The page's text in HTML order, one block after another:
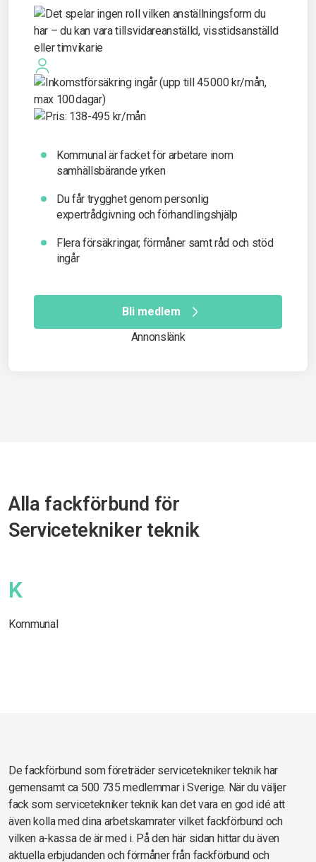
Kommunal är facket för arbetare inom
samhällsbärande yrken
Du får trygghet genom personlig
expertrådgivning och förhandlingshjälp
Flera försäkringar, förmåner samt råd och stöd
ingår
Bli medlem
Annonslänk
Alla fackförbund för
Servicetekniker teknik
K
Kommunal
De fackförbund som företräder servicetekniker teknik har
gemensamt ca 500 735 medlemmar i Sverige. När du väljer
fack som servicetekniker teknik kan det vara en god idé att
även kolla med dina arbetskamrater vilket fackförbund och
vilken a-kassa de är med i. På den här sidan hittar du även
aktuella erbjudanden och förmåner från fackförbund och